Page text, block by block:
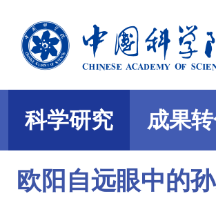
科学研究 成果
欧阳自远眼中的